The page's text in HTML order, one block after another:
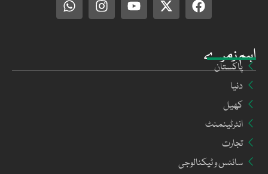
اہم زمرے
پاکستان
دنیا
کھیل
انٹرٹینمنٹ
تجارت
سائنس و ٹیکنالوجی